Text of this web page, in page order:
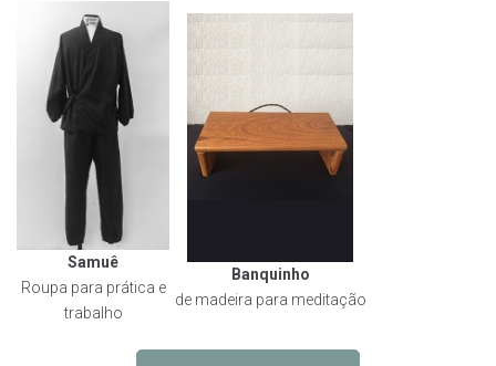
Samuê
Roupa para prática e
trabalho
Banquinho
de madeira para meditação